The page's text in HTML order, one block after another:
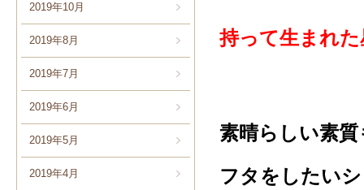
2019年10月
2019年8月
2019年7月
2019年6月
2019年5月
2019年4月
持って生まれ
素晴らしい素質
フタをしたい